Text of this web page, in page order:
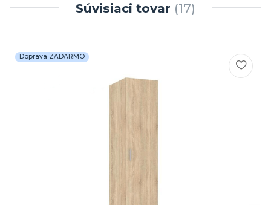
Súvisiaci tovar 17
Doprava ZADARMO